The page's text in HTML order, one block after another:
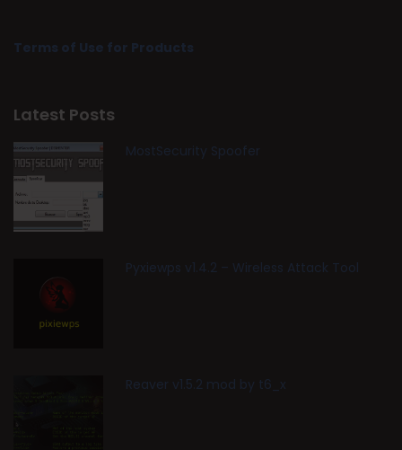
Terms of Use for Products
Latest Posts
MostSecurity Spoofer
Pyxiewps v1.4.2 – Wireless Attack Tool
Reaver v1.5.2 mod by t6_x